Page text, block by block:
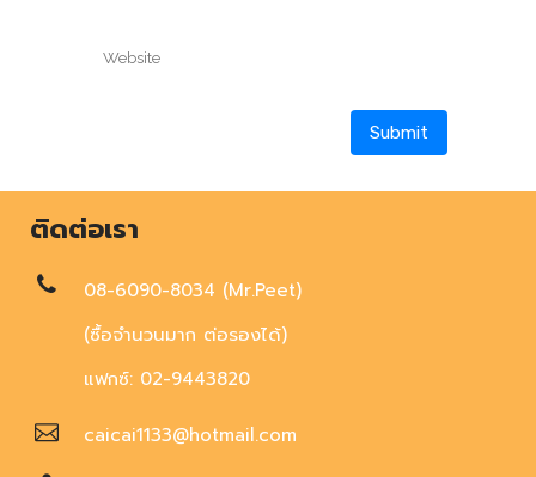
ติดต่อเรา
08-6090-8034 (Mr.Peet)
(ซื้อจำนวนมาก ต่อรองได้)
แฟกซ์: 02-9443820
caicai1133@hotmail.com